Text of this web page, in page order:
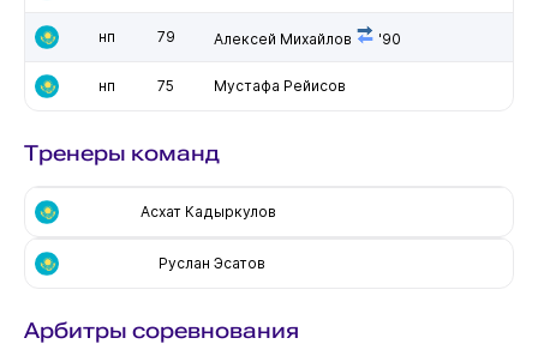
нп 79 Алексей Михайлов '90
нп 75 Мустафа Рейисов
Тренеры команд
Асхат Кадыркулов
Руслан Эсатов
Арбитры соревнования